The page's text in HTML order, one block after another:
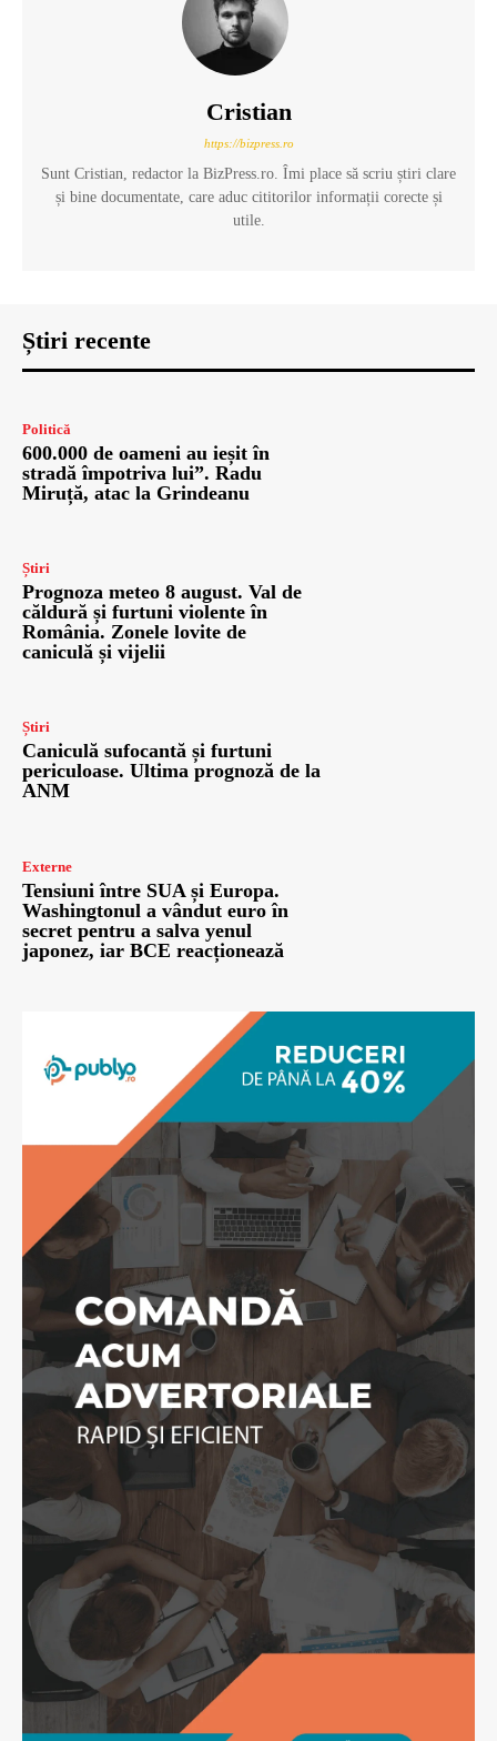
Cristian
https://bizpress.ro
Sunt Cristian, redactor la BizPress.ro. Îmi place să scriu știri clare
și bine documentate, care aduc cititorilor informații corecte și
utile.
Știri recente
Politică
600.000 de oameni au ieșit în
stradă împotriva lui”. Radu
Miruță, atac la Grindeanu
Știri
Prognoza meteo 8 august. Val de
căldură și furtuni violente în
România. Zonele lovite de
caniculă și vijelii
Știri
Caniculă sufocantă și furtuni
periculoase. Ultima prognoză de la
ANM
Externe
Tensiuni între SUA și Europa.
Washingtonul a vândut euro în
secret pentru a salva yenul
japonez, iar BCE reacționează